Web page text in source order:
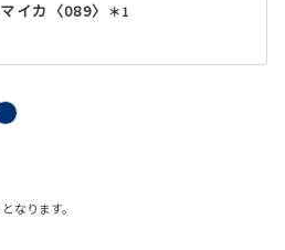
イカ〈089〉 ＊1
なります。